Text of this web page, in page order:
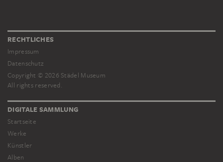
RECHTLICHES
Impressum
Datenschutz
Copyright © 2026 Städel Museum
All rights reserved.
DIGITALE SAMMLUNG
Startseite
Werke
Künstler
Alben